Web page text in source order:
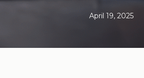
April 19, 2025